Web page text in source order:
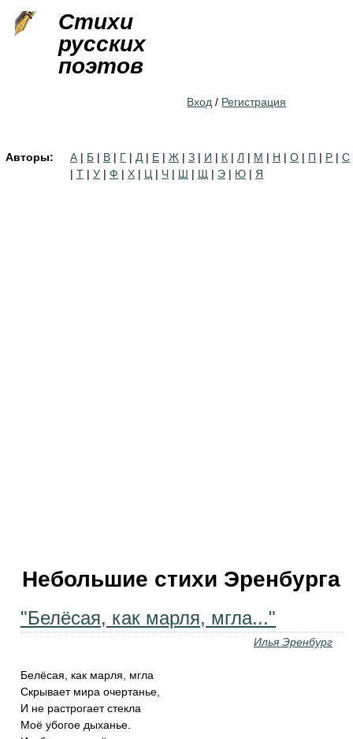
Стихи
русских
поэтов
Вход / Регистрация
Авторы: А | Б | В | Г | Д | Е | Ж | З | И | К | Л | М | Н | О | П | Р | С
| Т | У | Ф | Х | Ц | Ч | Ш | Щ | Э | Ю | Я
Небольшие стихи Эренбурга
"Белёсая, как марля, мгла..."
Илья Эренбург
Белёсая, как марля, мгла
Скрывает мира очертанье,
И не растрогает стекла
Моё убогое дыханье.